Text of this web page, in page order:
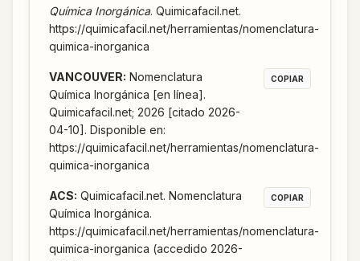
Química Inorgánica. Quimicafacil.net.
https://quimicafacil.net/herramientas/nomenclatura-
quimica-inorganica
VANCOUVER: Nomenclatura
Química Inorgánica [en línea].
Quimicafacil.net; 2026 [citado 2026-
04-10]. Disponible en:
https://quimicafacil.net/herramientas/nomenclatura-
quimica-inorganica
COPIAR
ACS: Quimicafacil.net. Nomenclatura
Química Inorgánica.
https://quimicafacil.net/herramientas/nomenclatura-
quimica-inorganica (accedido 2026-
COPIAR